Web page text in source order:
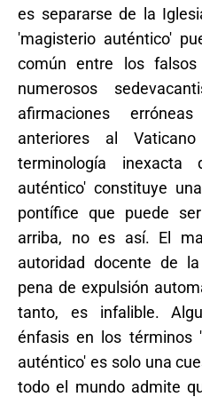
es separarse de la
'magisterio auténtico'
común entre los falsos
numerosos
afirmaciones
anteriores al
terminología
auténtico' constituye
pontífice que puede
arriba, no es así. El
autoridad docente de
pena de expulsión
tanto, es infalible.
énfasis en los términos
auténtico' es solo una
todo el mundo admite